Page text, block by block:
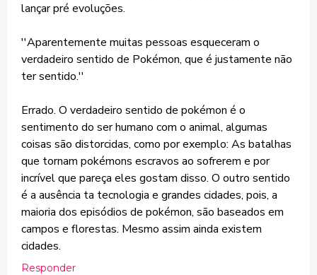
lançar pré evoluções.
''Aparentemente muitas pessoas esqueceram o
verdadeiro sentido de Pokémon, que é justamente não
ter sentido.''
Errado. O verdadeiro sentido de pokémon é o
sentimento do ser humano com o animal, algumas
coisas são distorcidas, como por exemplo: As batalhas
que tornam pokémons escravos ao sofrerem e por
incrível que pareça eles gostam disso. O outro sentido
é a ausência ta tecnologia e grandes cidades, pois, a
maioria dos episódios de pokémon, são baseados em
campos e florestas. Mesmo assim ainda existem
cidades.
Responder